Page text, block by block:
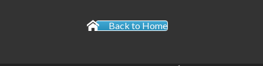
Back to Home